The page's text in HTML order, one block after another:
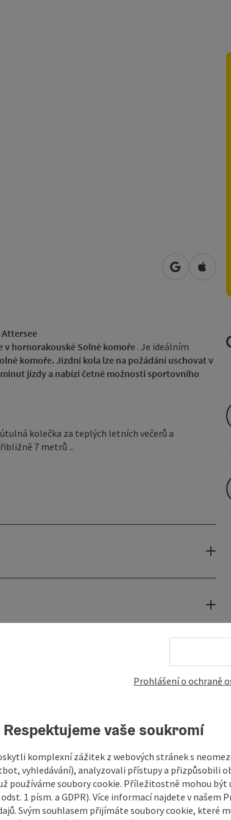
Otevřít v
Attersee
v hornorakouské Solné komoře . Je ideálním
komoře. Jízdní kola lze na požádání uschovat v
jízdy a nabízí četné možnosti sportovního
kolečka za teplých letních večerů a
7 metrů ...
Prohlášení o ochraně
Respektujeme vaše soukromí
komplexní zážitek z webových stránek s
vyhledávání), analyzovali přístupy a přizpůsobili
používáme soubory cookie. Příležitostně mohou být
1 písm. a GDPR). Více informací najdete v našem
Svým souhlasem přijímáte soubory cookie, které